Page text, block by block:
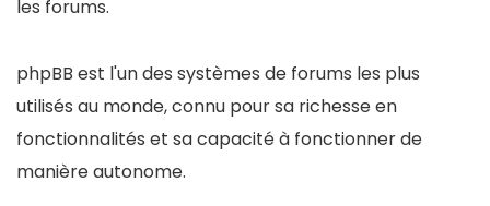
les forums.
phpBB est l'un des systèmes de forums les plus
utilisés au monde, connu pour sa richesse en
fonctionnalités et sa capacité à fonctionner de
manière autonome.